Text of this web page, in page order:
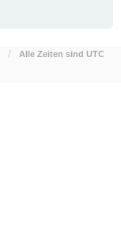
Alle Zeiten sind UTC